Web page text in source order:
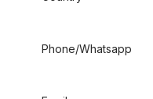
Phone/Whatsapp